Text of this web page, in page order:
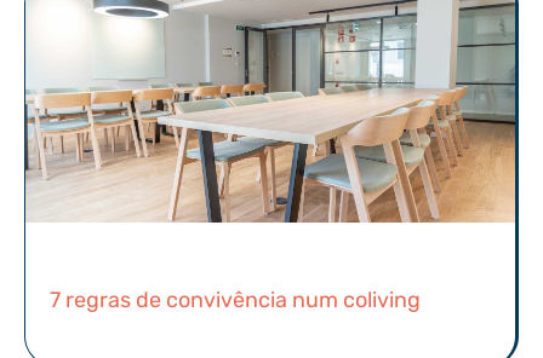
7 regras de convivência num coliving